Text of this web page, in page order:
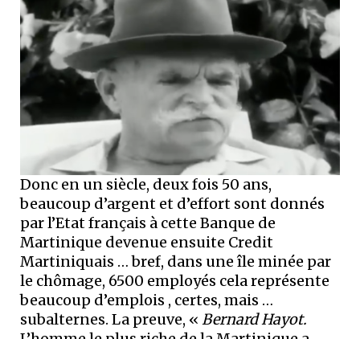
Donc en un siècle, deux fois 50 ans,
beaucoup d’argent et d’effort sont donnés
par l’Etat français à cette Banque de
Martinique devenue ensuite Credit
Martiniquais … bref, dans une île minée par
le chômage, 6500 employés cela représente
beaucoup d’emplois , certes, mais …
subalternes. La preuve, « Bernard Hayot.